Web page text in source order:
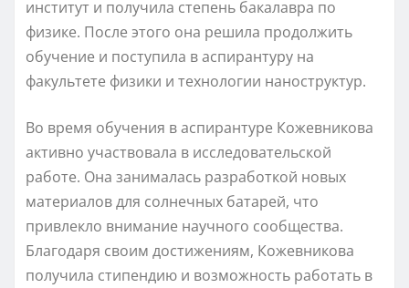
институт и получила степень бакалавра по
физике. После этого она решила продолжить
обучение и поступила в аспирантуру на
факультете физики и технологии наноструктур.
Во время обучения в аспирантуре Кожевникова
активно участвовала в исследовательской
работе. Она занималась разработкой новых
материалов для солнечных батарей, что
привлекло внимание научного сообщества.
Благодаря своим достижениям, Кожевникова
получила стипендию и возможность работать в